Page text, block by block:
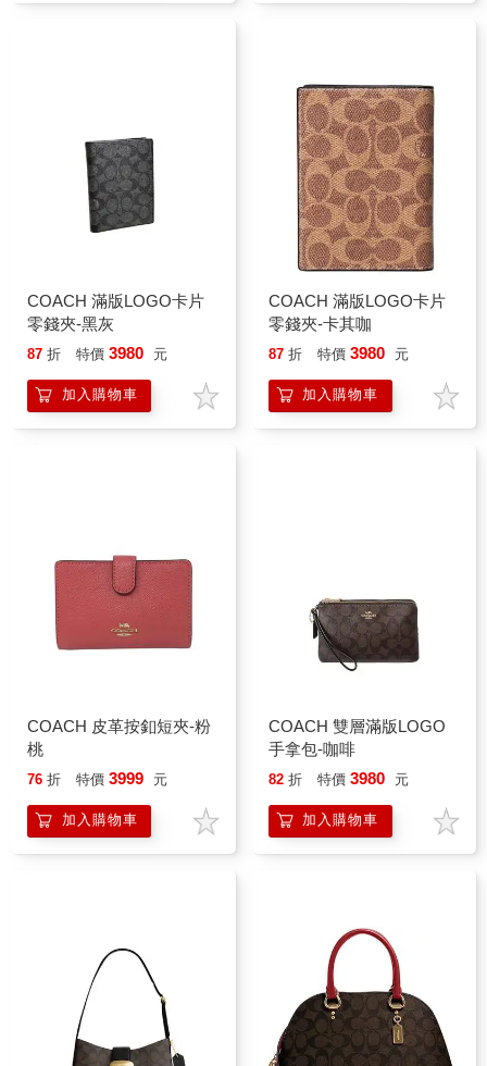
COACH 滿版LOGO卡片
零錢夾-黑灰
87 折 特價 3980 元
加入購物車
COACH 滿版LOGO卡片
零錢夾-卡其咖
87 折 特價 3980 元
加入購物車
COACH 皮革按釦短夾-粉
桃
76 折 特價 3999 元
加入購物車
COACH 雙層滿版LOGO
手拿包-咖啡
82 折 特價 3980 元
加入購物車